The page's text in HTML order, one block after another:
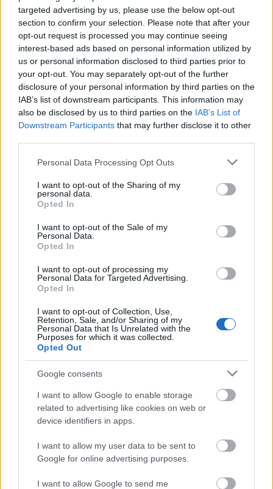
targeted advertising by us, please use the below opt-out
section to confirm your selection. Please note that after your
opt-out request is processed you may continue seeing
interest-based ads based on personal information utilized by
us or personal information disclosed to third parties prior to
your opt-out. You may separately opt-out of the further
disclosure of your personal information by third parties on the
IAB’s list of downstream participants. This information may
also be disclosed by us to third parties on the IAB’s List of
Downstream Participants that may further disclose it to other
Please note that this website/app uses one or more Google
not limited to your visit or usage behaviour. You may click to
grant or deny consent to Google and its third-party tags to
use your data for below specified purposes in below Google
consent section.
Personal Data Processing Opt Outs
I want to opt-out of the Sharing of my
personal data.
Opted In
I want to opt-out of the Sale of my
Personal Data.
Opted In
I want to opt-out of processing my
Personal Data for Targeted Advertising.
Opted In
I want to opt-out of Collection, Use,
Retention, Sale, and/or Sharing of my
Personal Data that Is Unrelated with the
Purposes for which it was collected.
Opted Out
Google consents
I want to allow Google to enable storage
related to advertising like cookies on web or
device identifiers in apps.
I want to allow my user data to be sent to
Google for online advertising purposes.
I want to allow Google to send me
kormányzati pénzek az MSZP háttérországába, pont
ugyanolyan módszerekkel, ahogy a Fidesz
háttérországába is szoktak. Ezek:
1. a médiafinanszírozás. A lap állítása szerint 215
millióért az állam 2017. április 1-jétől június 15-ig
Puch László korábbi pártpénztárnok
médiabirodalmában.
2. Csillebérc megvétele. Idéznénk a Heti Választ:
„Az antikommunista Fidesz az első Orbán-
kormány idején becsületbeli ügyként
visszaállítását Csillebércen.”
Ami azt takarja, hogy a KISZ lényegében
elajándékozta az úttörőknek az ingatlant (fordítok: a
komcsik hazavitték a köztulajdont). A vásárlással
tehát úgy kerül pénz az MSZP gazdasági
hátországához a lap szerint, hogy a Fidesz lopott
vagyonért fizet.
3. Puch László családi cégei 490 és 420 millió
értékben óriáshitelt kaptak a Matolcsy György
unokatestvére által irányított Növekedési Hitel
Banktól.
Távolról sem állítanám, hogy Simicska Lajos
kiborította a bilit. Azt sem, hogy én emiatt szeretni
fogom vagy megbocsátok neki, de hogy lötyböli a
bilit és hogy jó nézni, azt határozottan felvállalom.